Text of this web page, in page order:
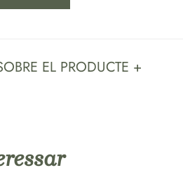
EL PRODUCTE +